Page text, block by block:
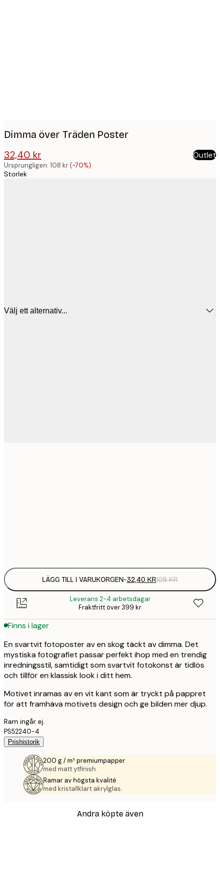
Dimma över Träden Poster
32,40 kr
108 kr Outlet
Ursprungligen: 108 kr(-70%)
Storlek
Välj ett alternativ...
LÄGG TILL I VARUKORGEN-32,40 KR108 KR
Leverans 2-4 arbetsdagar
Fraktfritt över 399 kr
Finns i lager
En svartvit fotoposter av en skog täckt av dimma. Det
mystiska fotografiet passar perfekt ihop med en trendig
inredningsstil, samtidigt som svartvit fotokonst är tidlös
och tillför en klassisk look i ditt hem.
Motivet inramas av en vit kant som är tryckt på pappret
för att framhäva motivets design och ge bilden mer djup.
Ram ingår ej.
PS52240-4
Prishistorik
200 g / m² premiumpapper
med matt ytfinish.
Ramar av högsta kvalité
med kristallklart akrylglas.
Andra köpte även